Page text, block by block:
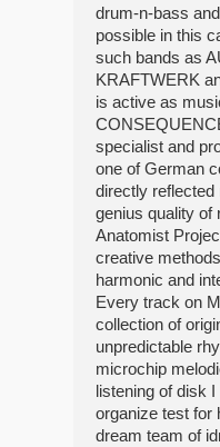
drum-n-bass
possible in this
such bands as
KRAFTWERK
is active as
specialist and
one of German
directly reflected
genius quality of
Anatomist
creative
harmonic and
Every track on
collection of
unpredictable
microchip
listening of disk
organize test for
dream team of